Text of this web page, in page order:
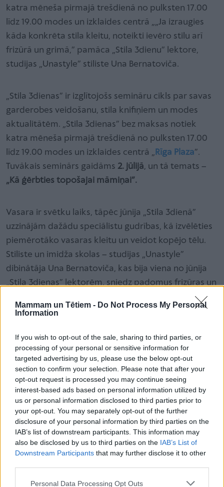
Mammam un Tētiem - Do Not Process My Personal
Information
If you wish to opt-out of the sale, sharing to third parties, or
processing of your personal or sensitive information for
targeted advertising by us, please use the below opt-out
section to confirm your selection. Please note that after your
opt-out request is processed you may continue seeing
interest-based ads based on personal information utilized by
us or personal information disclosed to third parties prior to
your opt-out. You may separately opt-out of the further
disclosure of your personal information by third parties on the
IAB’s list of downstream participants. This information may
also be disclosed by us to third parties on the IAB’s List of
Downstream Participants that may further disclose it to other
Personal Data Processing Opt Outs
katra mēneša pirmajā trešdienā no pulksten 17.00
līdz 19.00 modes un izklaides centrā „„Ja izraugies
kāda konkrēta stila kleitu, noteikti ievēro stilu arī
frizūrā un grimā,” pamāca „Stila 3dienu” lektore,
studijas „Unastyle” stiliste Una Bernatoviča.
„Stila 3dienas” ir izglītojošs semināru cikls par savas
garderobes veidošanu, stila knifiņiem un modes
aktualitātēm. „Stila 3dienas” bez maksas notiek
katra mēneša pirmajā trešdienā no pulksten 17.00
līdz 19.00 modes un izklaides centrā „ Rīga Plaza”.
Tuvākais seminārs gaidāms 2. jūlijā, un tā temats –
„Kā ģērbties topošajai māmiņai”.
Vasara ir svētku laiks, tāpēc jūnija „Stila 3dienā”
uzzinājām dažādu speciālistu gudrības, kā izvēlēties
piemērotāko vasaras kleitu un veidot kopējo tēlu.
Stiliste un imidža skolas – studijas „Unastyle”
dibinātāja Una Bernatoviča, kas bija viena no jūnija
„Stila 3dienas” lektorēm, sniedz padomus frizūras un
1. Izlaiduma tērpa kopskatu var sabojāt un tēlu
padarīt vecāku nepareizi izveidota frizūra un grims.
Smagnēja frizūra, kas pārsātināta ar laku, padara
matus nedzīvus. Aktuāli ir tīri, spīdīgi un dabiski
mati!
2. Kleitai ar dziļu dekoltē labāk piestāv lokas vai brīvi
izlaisti mati.
3. Jo oriģinālāka un sarežģītāka kleita, jo